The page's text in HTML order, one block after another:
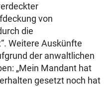
von
die
Weitere Auskünfte
der anwaltlichen
„Mein Mandant hat
gesetzt noch hat